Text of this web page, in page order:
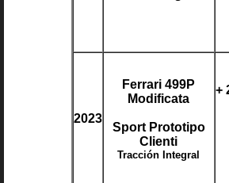
2023
Ferrari 499P
Modificata
Sport Prototipo
Clienti
Tracción Integral
+